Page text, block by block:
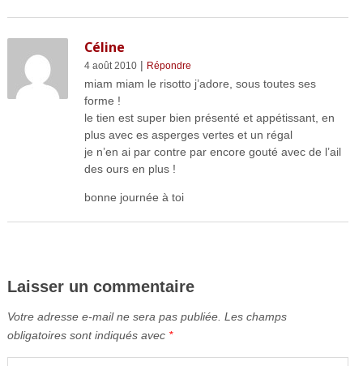
Céline
4 août 2010| Répondre
miam miam le risotto j’adore, sous toutes ses
forme !
le tien est super bien présenté et appétissant, en
plus avec es asperges vertes et un régal
je n’en ai par contre par encore gouté avec de l’ail
des ours en plus !
bonne journée à toi
Laisser un commentaire
Votre adresse e-mail ne sera pas publiée. Les champs
obligatoires sont indiqués avec *